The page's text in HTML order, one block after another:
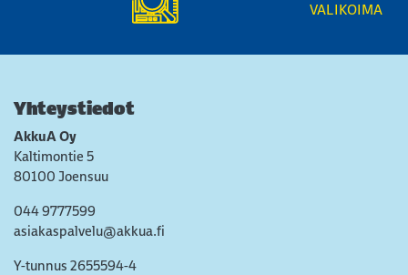
VALIKOIMA
Yhteystiedot
AkkuA Oy
Kaltimontie 5
80100 Joensuu
044 9777599
asiakaspalvelu@akkua.fi
Y-tunnus 2655594-4